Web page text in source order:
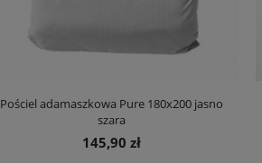
Pościel adamaszkowa Pure 180x200 jasno
szara
145,90 zł